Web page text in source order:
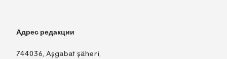
Адрес редакции
744036, Aşgabat şäheri,